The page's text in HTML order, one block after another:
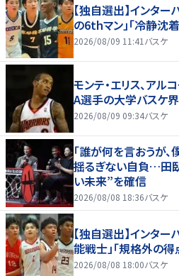
【独自選出】インタ
の6thマン」「冷静沈
2026/08/09 11:41 バスケ
モンテ・エリス、ア
A選手の大学バスケ
2026/08/09 09:34バスケ
「誰が何を言おうが
揺るぎない自負…田
い未来”を確信
2026/08/08 18:36バスケ
【独自選出】インタ
能戦士」「規格外の得
2026/08/08 18:00バスケ